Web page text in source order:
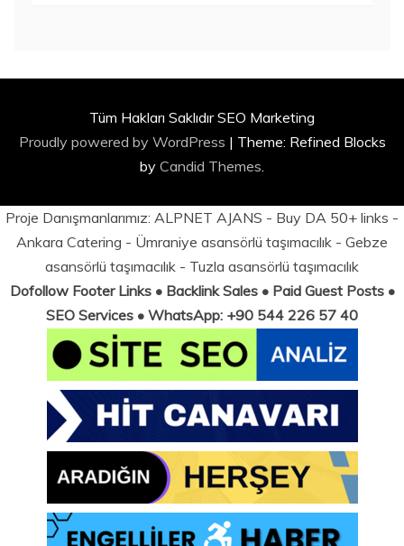
Tüm Hakları Saklıdır SEO Marketing
Proudly powered by WordPress | Theme: Refined Blocks
by Candid Themes.
Proje Danışmanlarımız: ALPNET AJANS - Buy DA 50+ links -
Ankara Catering - Ümraniye asansörlü taşımacılık - Gebze
asansörlü taşımacılık - Tuzla asansörlü taşımacılık
Dofollow Footer Links • Backlink Sales • Paid Guest Posts •
SEO Services • WhatsApp: +90 544 226 57 40